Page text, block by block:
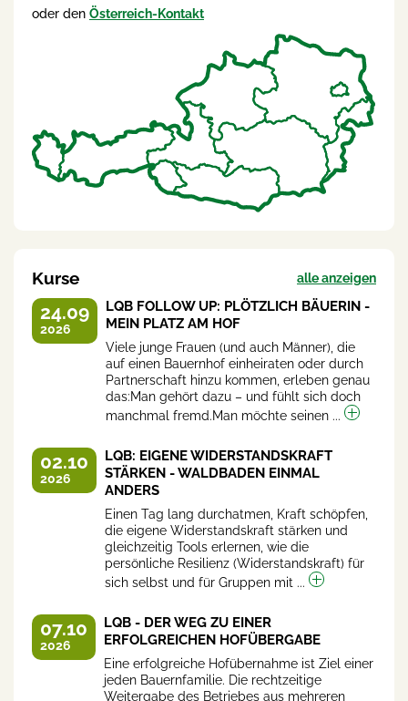
oder den Österreich-Kontakt
Kurse alle anzeigen
24.09
2026
LQB FOLLOW UP: PLÖTZLICH BÄUERIN -
MEIN PLATZ AM HOF
Viele junge Frauen (und auch Männer), die
auf einen Bauernhof einheiraten oder durch
Partnerschaft hinzu kommen, erleben genau
das:Man gehört dazu – und fühlt sich doch
manchmal fremd.Man möchte seinen ...
02.10
2026
LQB: EIGENE WIDERSTANDSKRAFT
STÄRKEN - WALDBADEN EINMAL
ANDERS
Einen Tag lang durchatmen, Kraft schöpfen,
die eigene Widerstandskraft stärken und
gleichzeitig Tools erlernen, wie die
persönliche Resilienz (Widerstandskraft) für
sich selbst und für Gruppen mit ...
07.10
2026
LQB - DER WEG ZU EINER
ERFOLGREICHEN HOFÜBERGABE
Eine erfolgreiche Hofübernahme ist Ziel einer
jeden Bauernfamilie. Die rechtzeitige
Weitergabe des Betriebes aus mehreren